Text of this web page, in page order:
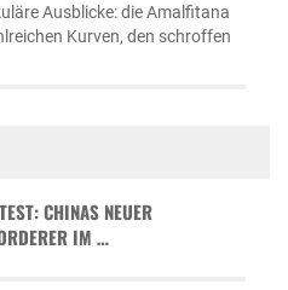
Ausblicke: die Amalfitana
Kurven, den schroffen
CHINAS NEUER
IM …